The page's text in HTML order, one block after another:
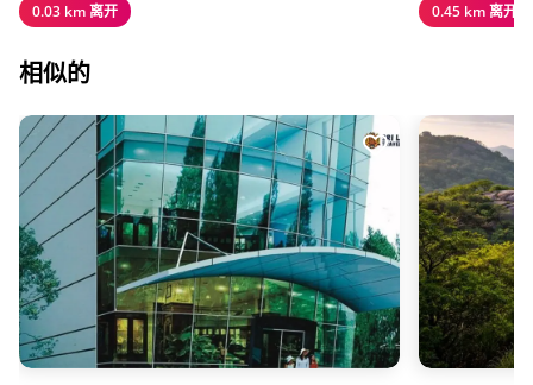
0.03 km 离开 0.45 km 离开
相似的